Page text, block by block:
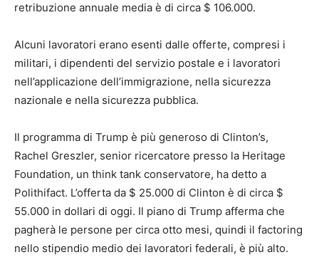
retribuzione annuale media è di circa $ 106.000.
Alcuni lavoratori erano esenti dalle offerte, compresi i
militari, i dipendenti del servizio postale e i lavoratori
nell’applicazione dell’immigrazione, nella sicurezza
nazionale e nella sicurezza pubblica.
Il programma di Trump è più generoso di Clinton’s,
Rachel Greszler, senior ricercatore presso la Heritage
Foundation, un think tank conservatore, ha detto a
Polithifact. L’offerta da $ 25.000 di Clinton è di circa $
55.000 in dollari di oggi. Il piano di Trump afferma che
pagherà le persone per circa otto mesi, quindi il factoring
nello stipendio medio dei lavoratori federali, è più alto.